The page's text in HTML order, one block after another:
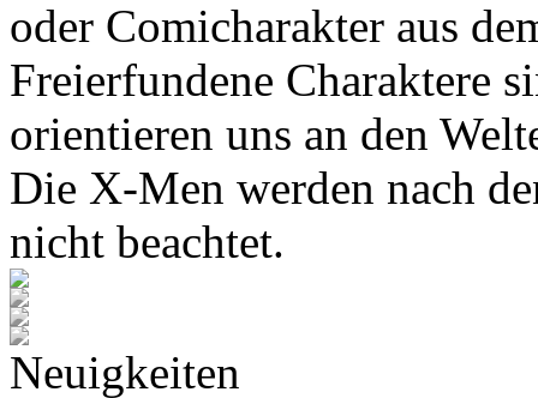
oder Comicharakter aus
Freierfundene Charaktere
orientieren uns an den
Die X-Men werden nach
nicht beachtet.
Neuigkeiten